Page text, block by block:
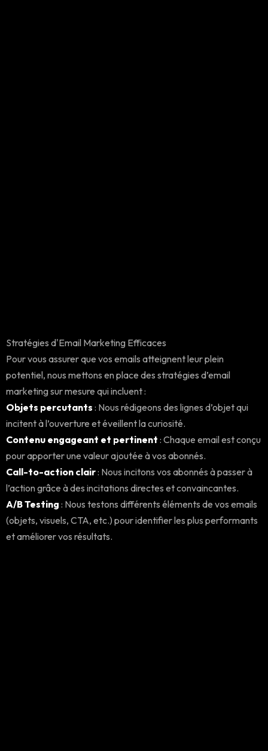
Stratégies d'Email Marketing Efficaces
Pour vous assurer que vos emails atteignent leur plein
potentiel, nous mettons en place des stratégies d’email
marketing sur mesure qui incluent :
Objets percutants : Nous rédigeons des lignes d’objet qui
incitent à l’ouverture et éveillent la curiosité.
Contenu engageant et pertinent : Chaque email est conçu
pour apporter une valeur ajoutée à vos abonnés.
Call-to-action clair: Nous incitons vos abonnés à passer à
l’action grâce à des incitations directes et convaincantes.
A/B Testing : Nous testons différents éléments de vos emails
(objets, visuels, CTA, etc.) pour identifier les plus performants
et améliorer vos résultats.